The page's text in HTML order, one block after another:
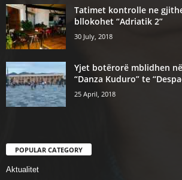
Tatimet kontrolle ne
bllokohet “Adriatik 2”
30 July, 2018
Yjet botërorë mblidhen
“Danza Kuduro” te
25 April, 2018
POPULAR CATEGORY
Aktualitet